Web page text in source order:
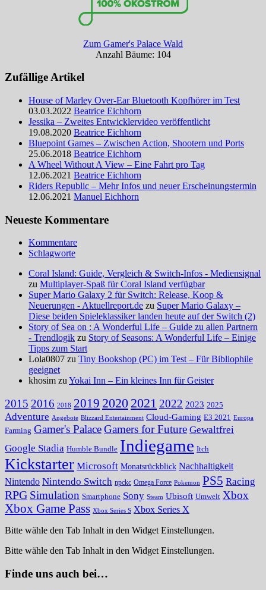
Zum Gamer's Palace Wald
Anzahl Bäume: 104
Zufällige Artikel
House of Marley Over-Ear Bluetooth Kopfhörer im Test
03.03.2022 Beatrice Eichhorn
Jessika – Zweites Entwicklervideo veröffentlicht
19.08.2020 Beatrice Eichhorn
Bluepoint Games – Zwischen Action, Shootern und Ports
25.06.2018 Beatrice Eichhorn
A Wheel Without A View – Eine Fahrt pro Tag
12.06.2021 Beatrice Eichhorn
Riders Republic – Mehr Infos und neuer Erscheinungstermin
12.06.2021 Manuel Eichhorn
Neueste Kommentare
Kommentare
Schlagworte
Coral Island: Guide, Vergleich & Switch-Infos - Mediensignal
zu Multiplayer-Spaß für Coral Island verfügbar
Super Mario Galaxy 2 für Switch: Release, Koop &
Neuerungen - Aktuellreport.de zu Super Mario Galaxy –
Diese beiden Spieleklassiker landen heute auf der Switch (2)
Story of Sea on : A Wonderful Life – Guide zu allen Partnern
- Trendlogik zu Story of Seasons: A Wonderful Life – Einige
Tipps zum Start
Lola0807 zu Tiny Bookshop (PC) im Test – Für Bibliophile
geeignet
khosim zuYokai Inn – Ein kleines Inn für Geister
2015 2016 2018 2019 2020 2021 2022 2023 2025
Adventure Angebote Blizzard Entertainment Cloud-Gaming E3 2021 Europa
Farming Gamer's PalaceGamers for Future Gewaltfrei
Google Stadia Humble Bundle Indiegame Itch
Kickstarter Microsoft Monatsrückblick Nachhaltigkeit
Nintendo Nintendo Switch npckc Omega Force Pokemon PS5 Racing
RPG Simulation Smartphone Sony Steam Ubisoft Umwelt Xbox
Xbox Game Pass Xbox Series S Xbox Series X
Bitte wähle den Tab Inhalt in den Widget Einstellungen.
Bitte wähle den Tab Inhalt in den Widget Einstellungen.
Finde uns auch bei…